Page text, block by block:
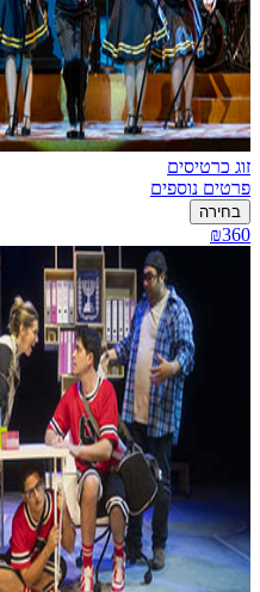
זוג כרטיסים
פרטים נוספים
בחירה
₪360